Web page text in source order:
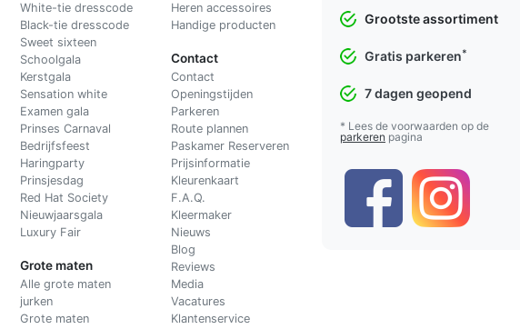
White-tie dresscode
Black-tie dresscode
Sweet sixteen
Schoolgala
Kerstgala
Sensation white
Examen gala
Prinses Carnaval
Bedrijfsfeest
Haringparty
Prinsjesdag
Red Hat Society
Nieuwjaarsgala
Luxury Fair
Grote maten
Alle grote maten
jurken
Grote maten
Heren accessoires
Handige producten
Contact
Contact
Openingstijden
Parkeren
Route plannen
Paskamer Reserveren
Prijsinformatie
Kleurenkaart
F.A.Q.
Kleermaker
Nieuws
Blog
Reviews
Media
Vacatures
Klantenservice
Grootste assortiment
Gratis parkeren*
7 dagen geopend
* Lees de voorwaarden op de
parkeren pagina